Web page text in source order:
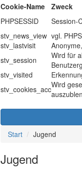
Cookie-Name Zweck
PHPSESSID
Session-
stv_news_view vgl.
stv_lastvisit
stv_session
Wird für
stv_visited
stv_cookies_accWird
Start
Jugend
Jugend